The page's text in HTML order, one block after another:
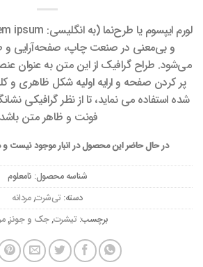
و بی‌معنی در صنعت چاپ، صفحه‌آرایی و
می‌شود. طراح گرافیک از این متن به عنوان
پر کردن صفحه و ارایه اولیه شکل ظاهری
شده استفاده می نماید، تا از نظر گرافیکی
فونت و ظاهر متن
در حال حاضر این محصول در انبار موجود نیست
شناسه محصول: نامعلوم
دسته: تی‌شرت,مردانه
برچسب: تیشرت,جک و جونز,